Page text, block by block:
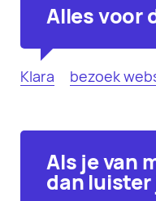
Alles voor
Klara bezoek
Als je van
dan luister